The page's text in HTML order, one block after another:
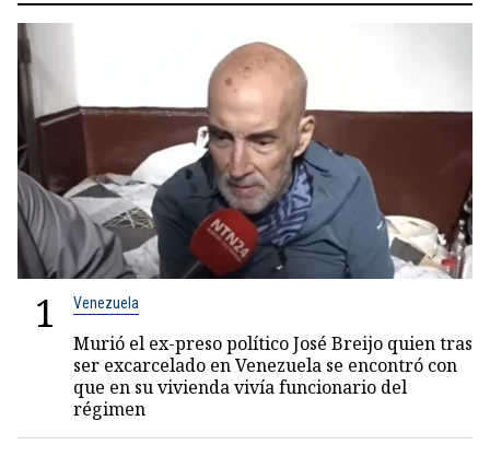
1 Venezuela
Murió el ex-preso político José Breijo quien tras
ser excarcelado en Venezuela se encontró con
que en su vivienda vivía funcionario del
régimen